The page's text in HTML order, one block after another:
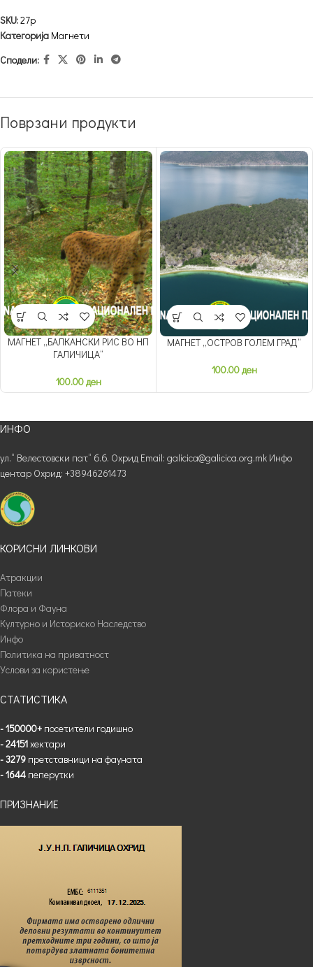
SKU:27p
Категорија Магнети
Сподели:
Поврзани продукти
МАГНЕТ „БАЛКАНСКИ РИС ВО НП
ГАЛИЧИЦА“
100.00ден
МАГНЕТ „ОСТРОВ ГОЛЕМ ГРАД“
100.00ден
ИНФО
ул.“ Велестовски пат“ б.б. Охрид Email: galicica@galicica.org.mk Инфо
центар Охрид: +38946261473
КОРИСНИ ЛИНКОВИ
Атракции
Патеки
Флора и Фауна
Културно и Историско Наследство
Инфо
Политика на приватност
Услови за користење
СТАТИСТИКА
- 150000+ посетители годишно
- 24151хектари
- 3279 претставници на фауната
- 1644 пеперутки
ПРИЗНАНИЕ